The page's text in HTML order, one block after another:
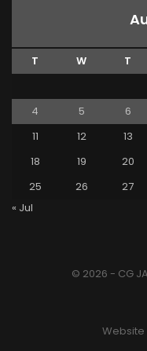
T W T
4
5 6
11
12 13
18
19 20
25
26 27
« Jul
© 2026 - CG
Website